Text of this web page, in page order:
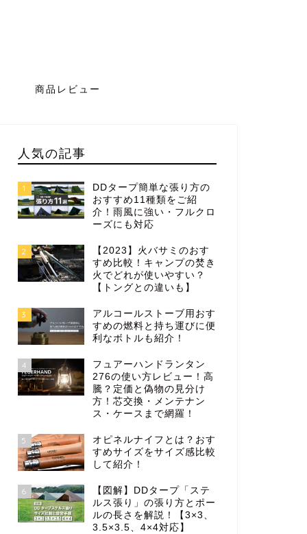
商品レビュー
人気の記事
1
DDタープ簡単な張り方の
おすすめ11種類をご紹
介！雨風に強い・フルクロ
ーズにも対応
2
【2023】火バサミのおす
すめ比較！キャンプの焚き
火でどれが使いやすい？
【トングとの違いも】
3
アルコールストーブ用おす
すめの燃料と持ち運びに便
利なボトルも紹介！
4
フュアーハンドランタン
276の使い方レビュー！高
騰？定価と偽物の見分け
方！芯交換・メンテナン
ス・ケースまで網羅！
5
オピネルナイフとは？おす
すめサイズをサイズ感比較
して紹介！
6
【図解】DDタープ「ステ
ルス張り」の張り方とポー
ルの長さを解説！【3×3、
3.5×3.5、4×4対応】